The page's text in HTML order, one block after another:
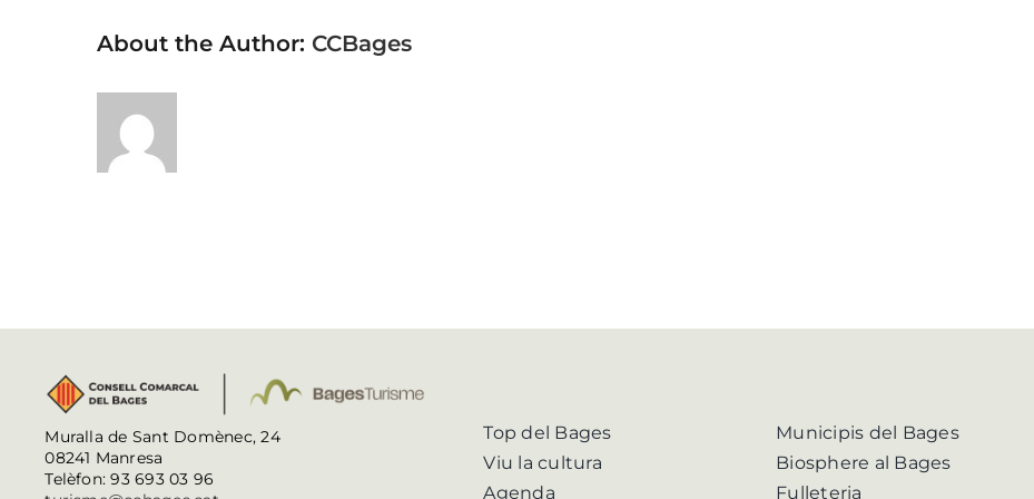
About the Author: CCBages
Muralla de Sant Domènec, 24
08241 Manresa
Telèfon: 93 693 03 96
Top del Bages
Viu la cultura
Agenda
Municipis del Bages
Biosphere al Bages
Fulleteria